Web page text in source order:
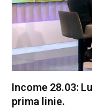
Income 28.03:
prima linie.